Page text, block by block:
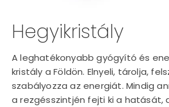
Hegyikristály
A leghatékonyabb gyógyító és
kristály a Földön. Elnyeli, tárolja,
szabályozza az energiát. Mindig
a rezgésszintjén fejti ki a hatását,